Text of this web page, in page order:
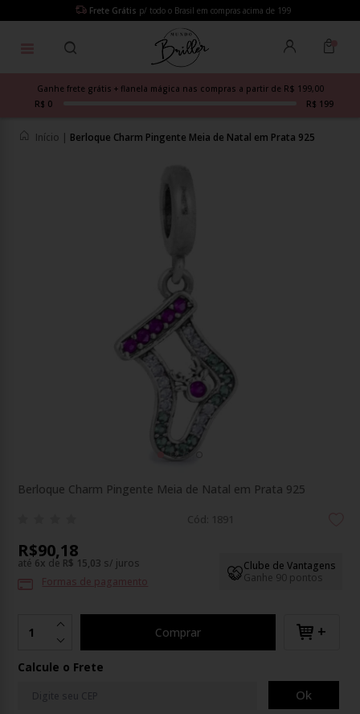
Frete Grátis p/ todo o Brasil em compras acima de 199
Ganhe frete grátis + flanela mágica nas compras a partir de R$ 199,00
R$ 0
R$ 199
Início | Berloque Charm Pingente Meia de Natal em Prata 925
Berloque Charm Pingente Meia de Natal em Prata 925
Cód: 1891
Clube de Vantagens
Ganhe 90 pontos
R$90,18
até 6x de R$ 15,03 s/ juros
Formas de pagamento
Comprar +
Calcule o Frete
Ok